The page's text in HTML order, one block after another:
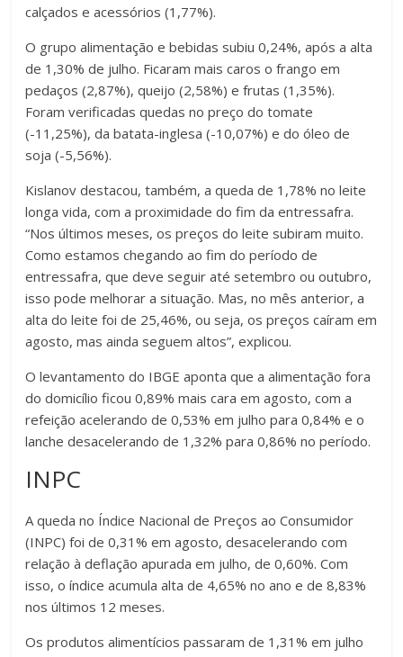
calçados e acessórios (1,77%).
O grupo alimentação e bebidas subiu 0,24%, após a alta
de 1,30% de julho. Ficaram mais caros o frango em
pedaços (2,87%), queijo (2,58%) e frutas (1,35%).
Foram verificadas quedas no preço do tomate
(-11,25%), da batata-inglesa (-10,07%) e do óleo de
soja (-5,56%).
Kislanov destacou, também, a queda de 1,78% no leite
longa vida, com a proximidade do fim da entressafra.
“Nos últimos meses, os preços do leite subiram muito.
Como estamos chegando ao fim do período de
entressafra, que deve seguir até setembro ou outubro,
isso pode melhorar a situação. Mas, no mês anterior, a
alta do leite foi de 25,46%, ou seja, os preços caíram em
agosto, mas ainda seguem altos”, explicou.
O levantamento do IBGE aponta que a alimentação fora
do domicílio ficou 0,89% mais cara em agosto, com a
refeição acelerando de 0,53% em julho para 0,84% e o
lanche desacelerando de 1,32% para 0,86% no período.
INPC
A queda no Índice Nacional de Preços ao Consumidor
(INPC) foi de 0,31% em agosto, desacelerando com
relação à deflação apurada em julho, de 0,60%. Com
isso, o índice acumula alta de 4,65% no ano e de 8,83%
nos últimos 12 meses.
Os produtos alimentícios passaram de 1,31% em julho